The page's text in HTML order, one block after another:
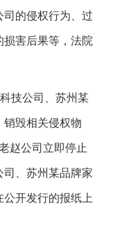
的侵权行为、过
害后果等，法院
技公司、苏州某
销毁相关侵权物
赵公司立即停止
、苏州某品牌家
开发行的报纸上